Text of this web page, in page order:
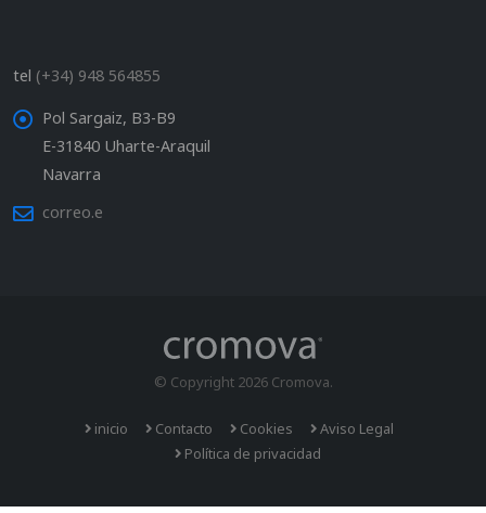
tel (+34) 948 564855
Pol Sargaiz, B3-B9
E-31840 Uharte-Araquil
Navarra
correo.e
© Copyright 2026 Cromova.
inicio Contacto Cookies
Aviso Legal
Política de privacidad